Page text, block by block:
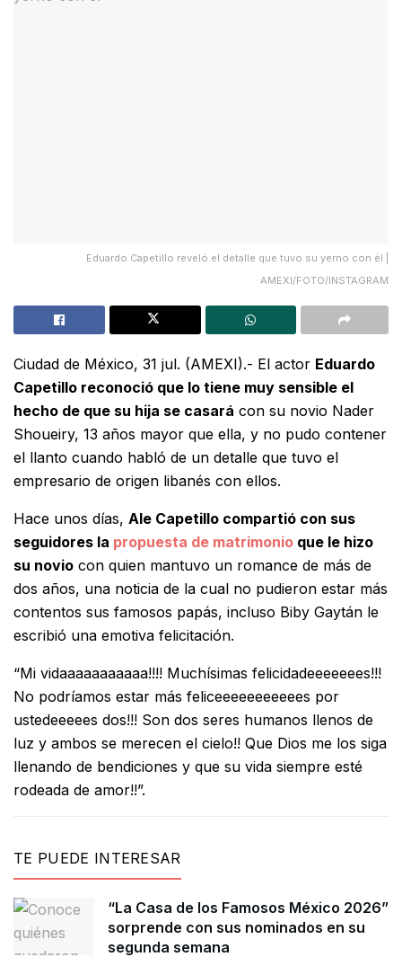
Eduardo Capetillo reveló el detalle que tuvo su yerno con él |
AMEXI/FOTO/INSTAGRAM
Ciudad de México, 31 jul. (AMEXI).- El actor Eduardo
Capetillo reconoció que lo tiene muy sensible el
hecho de que su hija se casará con su novio Nader
Shoueiry, 13 años mayor que ella, y no pudo contener
el llanto cuando habló de un detalle que tuvo el
empresario de origen libanés con ellos.
Hace unos días, Ale Capetillo compartió con sus
seguidores la propuesta de matrimonio que le hizo
su novio con quien mantuvo un romance de más de
dos años, una noticia de la cual no pudieron estar más
contentos sus famosos papás, incluso Biby Gaytán le
escribió una emotiva felicitación.
“Mi vidaaaaaaaaaaa!!!! Muchísimas felicidadeeeeeees!!!
No podríamos estar más feliceeeeeeeeeees por
ustedeeeees dos!!! Son dos seres humanos llenos de
luz y ambos se merecen el cielo!! Que Dios me los siga
llenando de bendiciones y que su vida siempre esté
rodeada de amor!!”.
TE PUEDE INTERESAR
“La Casa de los Famosos México 2026”
sorprende con sus nominados en su
segunda semana